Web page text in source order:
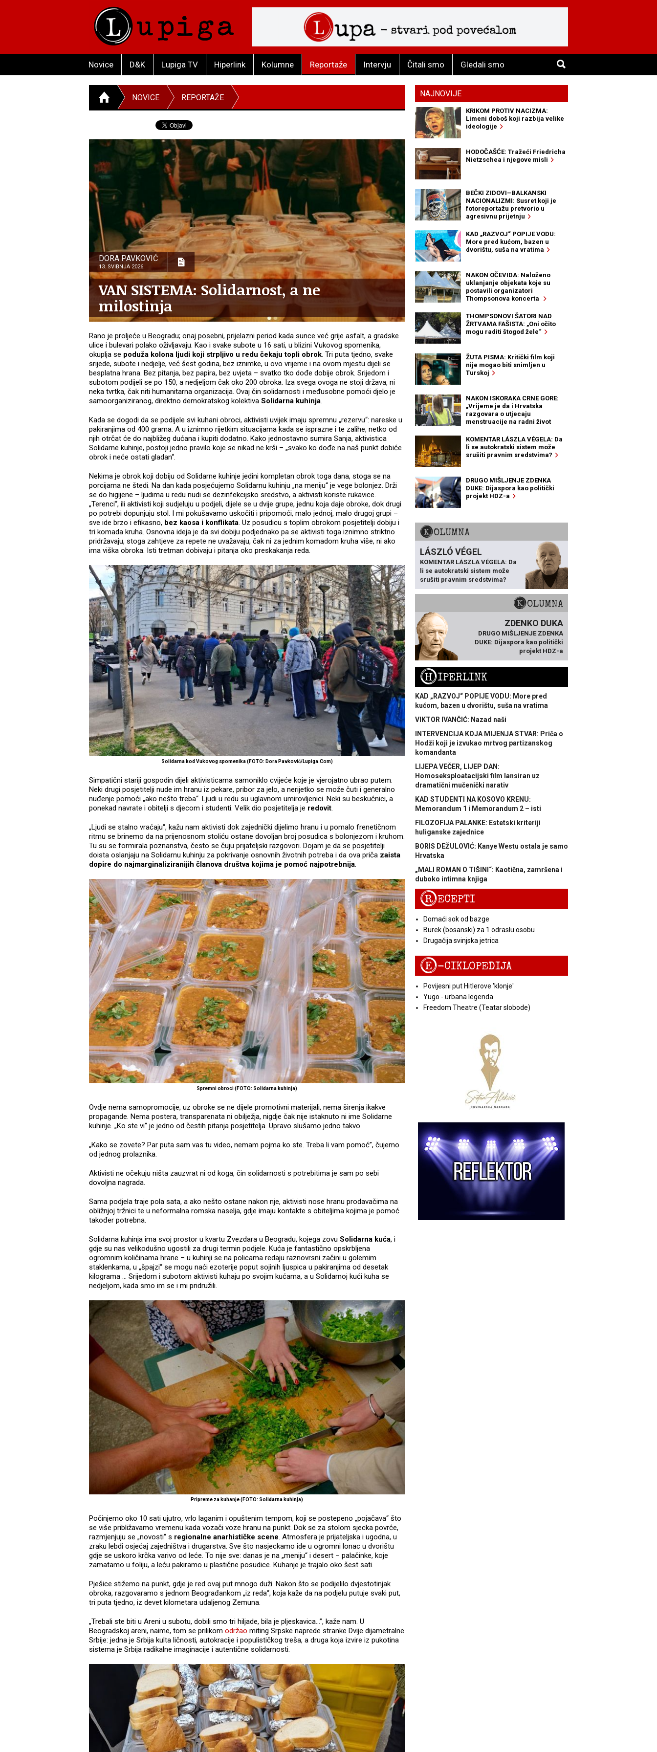
Novice D&K Lupiga TV Hiperlink Kolumne Reportaže Intervju Čitali smo Gledali smo
NOVICE REPORTAŽE
DORA PAVKOVIĆ
13. SVIBNJA 2026.
VAN SISTEMA: Solidarnost, a ne
milostinja
Rano je proljeće u Beogradu; onaj posebni, prijelazni period kada sunce već grije asfalt, a gradske
ulice i bulevari polako oživljavaju. Kao i svake subote u 16 sati, u blizini Vukovog spomenika,
okuplja se poduža kolona ljudi koji strpljivo u redu čekaju topli obrok. Tri puta tjedno, svake
srijede, subote i nedjelje, već šest godina, bez iznimke, u ovo vrijeme i na ovom mjestu dijeli se
besplatna hrana. Bez pitanja, bez papira, bez uvjeta – svatko tko dođe dobije obrok. Srijedom i
subotom podijeli se po 150, a nedjeljom čak oko 200 obroka. Iza svega ovoga ne stoji država, ni
neka tvrtka, čak niti humanitarna organizacija. Ovaj čin solidarnosti i međusobne pomoći djelo je
samoorganiziranog, direktno demokratskog kolektiva Solidarna kuhinja.
Kada se dogodi da se podijele svi kuhani obroci, aktivisti uvijek imaju spremnu „rezervu“: nareske u
pakiranjima od 400 grama. A u iznimno rijetkim situacijama kada se isprazne i te zalihe, netko od
njih otrčat će do najbližeg dućana i kupiti dodatno. Kako jednostavno sumira Sanja, aktivistica
Solidarne kuhinje, postoji jedno pravilo koje se nikad ne krši – „svako ko dođe na naš punkt dobiće
obrok i neće ostati gladan“.
Nekima je obrok koji dobiju od Solidarne kuhinje jedini kompletan obrok toga dana, stoga se na
porcijama ne štedi. Na dan kada posjećujemo Solidarnu kuhinju „na meniju“ je vege bolonjez. Drži
se do higijene – ljudima u redu nudi se dezinfekcijsko sredstvo, a aktivisti koriste rukavice.
„Terenci“, ili aktivisti koji sudjeluju u podjeli, dijele se u dvije grupe, jednu koja daje obroke, dok drugi
po potrebi dopunjuju stol. I mi pokušavamo uskočiti i pripomoći, malo jednoj, malo drugoj grupi –
sve ide brzo i efikasno, bez kaosa i konflikata. Uz posudicu s toplim obrokom posjetitelji dobiju i
tri komada kruha. Osnovna ideja je da svi dobiju podjednako pa se aktivisti toga iznimno striktno
pridržavaju, stoga zahtjeve za repete ne uvažavaju, čak ni za jednim komadom kruha više, ni ako
ima viška obroka. Isti tretman dobivaju i pitanja oko preskakanja reda.
Solidarna kod Vukovog spomenika (FOTO: Dora Pavković/Lupiga.Com)
Simpatični stariji gospodin dijeli aktivisticama samoniklo cvijeće koje je vjerojatno ubrao putem.
Neki drugi posjetitelji nude im hranu iz pekare, pribor za jelo, a nerijetko se može čuti i generalno
nuđenje pomoći „ako nešto treba“. Ljudi u redu su uglavnom umirovljenici. Neki su beskućnici, a
ponekad navrate i obitelji s djecom i studenti. Velik dio posjetitelja je redovit.
„Ljudi se stalno vraćaju“, kažu nam aktivisti dok zajednički dijelimo hranu i u pomalo frenetičnom
ritmu se brinemo da na prijenosnom stoliću ostane dovoljan broj posudica s bolonjezom i kruhom.
Tu su se formirala poznanstva, često se čuju prijateljski razgovori. Dojam je da se posjetitelji
doista oslanjaju na Solidarnu kuhinju za pokrivanje osnovnih životnih potreba i da ova priča zaista
dopire do najmarginaliziranijih članova društva kojima je pomoć najpotrebnija.
Spremni obroci (FOTO: Solidarna kuhinja)
Ovdje nema samopromocije, uz obroke se ne dijele promotivni materijali, nema širenja ikakve
propagande. Nema postera, transparenata ni obilježja, nigdje čak nije istaknuto ni ime Solidarne
kuhinje. „Ko ste vi“ je jedno od čestih pitanja posjetitelja. Upravo slušamo jedno takvo.
„Kako se zovete? Par puta sam vas tu video, nemam pojma ko ste. Treba li vam pomoć”, čujemo
od jednog prolaznika.
Aktivisti ne očekuju ništa zauzvrat ni od koga, čin solidarnosti s potrebitima je sam po sebi
dovoljna nagrada.
Sama podjela traje pola sata, a ako nešto ostane nakon nje, aktivisti nose hranu prodavačima na
obližnjoj tržnici te u neformalna romska naselja, gdje imaju kontakte s obiteljima kojima je pomoć
također potrebna.
Solidarna kuhinja ima svoj prostor u kvartu Zvezdara u Beogradu, kojega zovu Solidarna kuća, i
gdje su nas velikodušno ugostili za drugi termin podjele. Kuća je fantastično opskrbljena
ogromnim količinama hrane – u kuhinji se na policama redaju raznovrsni začini u golemim
staklenkama, u „špajzi“ se mogu naći ezoterije poput sojinih ljuspica u pakiranjima od desetak
kilograma … Srijedom i subotom aktivisti kuhaju po svojim kućama, a u Solidarnoj kući kuha se
nedjeljom, kada smo im se i mi pridružili.
Pripreme za kuhanje (FOTO: Solidarna kuhinja)
Počinjemo oko 10 sati ujutro, vrlo laganim i opuštenim tempom, koji se postepeno „pojačava“ što
se više približavamo vremenu kada vozači voze hranu na punkt. Dok se za stolom sjecka povrće,
razmjenjuju se „novosti“ s regionalne anarhističke scene. Atmosfera je prijateljska i ugodna, u
zraku lebdi osjećaj zajedništva i drugarstva. Sve što nasjeckamo ide u ogromni lonac u dvorištu
gdje se uskoro krčka varivo od leće. To nije sve: danas je na „meniju“ i desert – palačinke, koje
zamatamo u foliju, a leću pakiramo u plastične posudice. Kuhanje je trajalo oko šest sati.
Pješice stižemo na punkt, gdje je red ovaj put mnogo duži. Nakon što se podijelilo dvjestotinjak
obroka, razgovaramo s jednom Beograđankom „iz reda“, koja kaže da na podjelu putuje svaki put,
tri puta tjedno, iz devet kilometara udaljenog Zemuna.
„Trebali ste biti u Areni u subotu, dobili smo tri hiljade, bila je pljeskavica…”, kaže nam. U
Beogradskoj areni, naime, tom se prilikom održao miting Srpske naprede stranke Dvije dijametralne
Srbije: jedna je Srbija kulta ličnosti, autokracije i populističkog treša, a druga koja izvire iz pukotina
sistema je Srbija radikalne imaginacije i autentične solidarnosti.
NAJNOVIJE
KRIKOM PROTIV NACIZMA:
Limeni doboš koji razbija velike
ideologije
HODOČAŠĆE: Tražeći Friedricha
Nietzschea i njegove misli
BEČKI ZIDOVI–BALKANSKI
NACIONALIZMI: Susret koji je
fotoreportažu pretvorio u
agresivnu prijetnju
KAD „RAZVOJ“ POPIJE VODU:
More pred kućom, bazen u
dvorištu, suša na vratima
NAKON OČEVIDA: Naloženo
uklanjanje objekata koje su
postavili organizatori
Thompsonova koncerta
THOMPSONOVI ŠATORI NAD
ŽRTVAMA FAŠISTA: „Oni očito
mogu raditi štogod žele“
ŽUTA PISMA: Kritički film koji
nije mogao biti snimljen u
Turskoj
NAKON ISKORAKA CRNE GORE:
„Vrijeme je da i Hrvatska
razgovara o utjecaju
menstruacije na radni život
KOMENTAR LÁSZLA VÉGELA: Da
li se autokratski sistem može
srušiti pravnim sredstvima?
DRUGO MIŠLJENJE ZDENKA
DUKE: Dijaspora kao politički
projekt HDZ-a
KOLUMNA
LÁSZLÓ VÉGEL
KOMENTAR LÁSZLA VÉGELA: Da
li se autokratski sistem može
srušiti pravnim sredstvima?
KOLUMNA
ZDENKO DUKA
DRUGO MIŠLJENJE ZDENKA
DUKE: Dijaspora kao politički
projekt HDZ-a
HIPERLINK
KAD „RAZVOJ“ POPIJE VODU: More pred
kućom, bazen u dvorištu, suša na vratima
VIKTOR IVANČIĆ: Nazad naši
INTERVENCIJA KOJA MIJENJA STVAR: Priča o
Hodži koji je izvukao mrtvog partizanskog
komandanta
LIJEPA VEČER, LIJEP DAN:
Homoseksploatacijski film lansiran uz
dramatični mučenički narativ
KAD STUDENTI NA KOSOVO KRENU:
Memorandum 1 i Memorandum 2 – isti
FILOZOFIJA PALANKE: Estetski kriteriji
huliganske zajednice
BORIS DEŽULOVIĆ: Kanye Westu ostala je samo
Hrvatska
„MALI ROMAN O TIŠINI“: Kaotična, zamršena i
duboko intimna knjiga
RECEPTI
Domaći sok od bazge
Burek (bosanski) za 1 odraslu osobu
Drugačija svinjska jetrica
E-CIKLOPEDIJA
Povijesni put Hitlerove 'klonje'
Yugo - urbana legenda
Freedom Theatre (Teatar slobode)